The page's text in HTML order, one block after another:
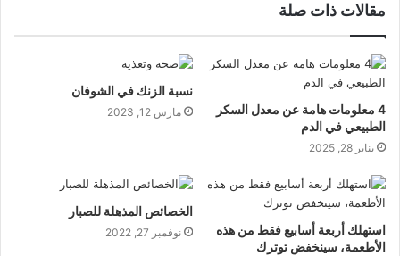
مقالات ذات صلة
4 معلومات هامة عن معدل السكر
الطبيعي في الدم
يناير 28, 2025
نسبة الزنك في الشوفان
مارس 12, 2023
استهلك أربعة أسابيع فقط من هذه
الأطعمة، سينخفض توترك
الخصائص المذهلة للصبار
نوفمبر 27, 2022